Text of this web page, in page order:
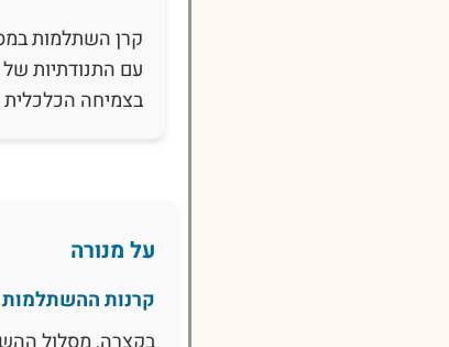
קרן השתלמות
עם התנודתיות
בצמיחה הכלכלית
על מנורה
קרנות